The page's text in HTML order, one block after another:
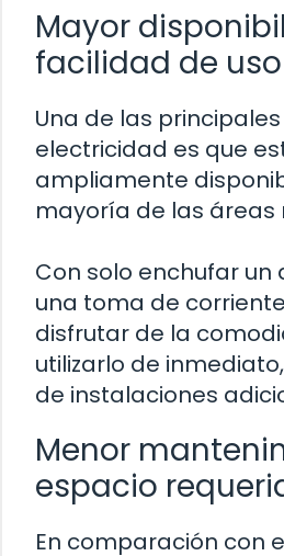
Mayor
facilidad de uso
Una de las
electricidad es que
ampliamente
mayoría de las áreas
Con solo enchufar un
una toma de
disfrutar de la
utilizarlo de
de instalaciones
Menor
espacio
En comparación con